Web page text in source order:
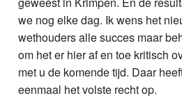
we nog elke dag. Ik wens het
wethouders alle succes maar
om het er hier af en toe kritisch
met u de komende tijd. Daar
eenmaal het volste recht op.